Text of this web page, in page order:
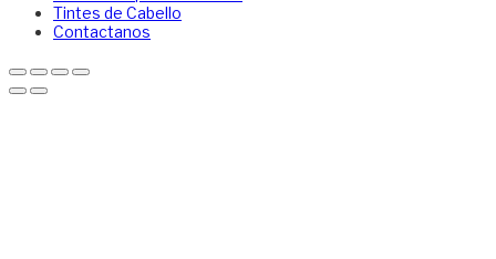
Tintes de Cabello
Contactanos